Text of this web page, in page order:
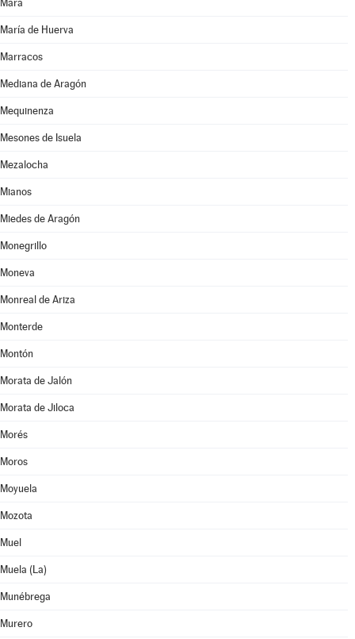
Mara
María de Huerva
Marracos
Mediana de Aragón
Mequinenza
Mesones de Isuela
Mezalocha
Mianos
Miedes de Aragón
Monegrillo
Moneva
Monreal de Ariza
Monterde
Montón
Morata de Jalón
Morata de Jiloca
Morés
Moros
Moyuela
Mozota
Muel
Muela (La)
Munébrega
Murero